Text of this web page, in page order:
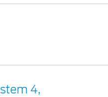
4,